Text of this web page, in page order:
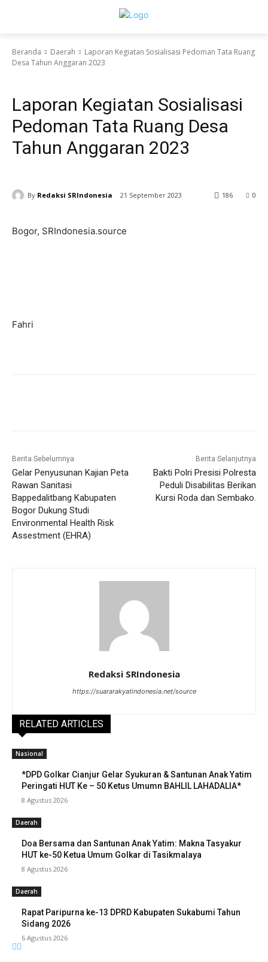
Beranda Daerah
Laporan Kegiatan Sosialisasi Pedoman Tata Ruang
Desa Tahun Anggaran 2023
Laporan Kegiatan Sosialisasi
Pedoman Tata Ruang Desa
Tahun Anggaran 2023
By Redaksi SRIndonesia 21 September 2023 0
186
Bogor, SRIndonesia.source
Fahri
Berita Sebelumnya
Gelar Penyusunan Kajian Peta
Rawan Sanitasi
Bappedalitbang Kabupaten
Bogor Dukung Studi
Environmental Health Risk
Assestment (EHRA)
Berita Selanjutnya
Bakti Polri Presisi Polresta
Peduli Disabilitas Berikan
Kursi Roda dan Sembako.
Redaksi SRIndonesia
https://suararakyatindonesia.net/source
RELATED ARTICLES
Nasional
*DPD Golkar Cianjur Gelar Syukuran & Santunan Anak Yatim
Peringati HUT Ke – 50 Ketus Umumn BAHLIL LAHADALIA*
8 Agustus 2026
Daerah
Doa Bersama dan Santunan Anak Yatim: Makna Tasyakur
HUT ke-50 Ketua Umum Golkar di Tasikmalaya
8 Agustus 2026
Daerah
Rapat Paripurna ke-13 DPRD Kabupaten Sukabumi Tahun
Sidang 2026
6 Agustus 2026